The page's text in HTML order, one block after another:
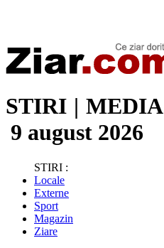
STIRI | MEDIA
9 august 2026
STIRI :
Locale
Externe
Sport
Magazin
Ziare